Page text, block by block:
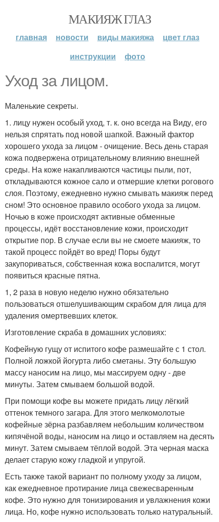
МАКИЯЖ ГЛАЗ
главная новости виды макияжа
цвет глаз
инструкции
фото
Уход за лицом.
Маленькие секреты.
1. лицу нужен особый уход, т. к. оно всегда на Виду, его
нельзя спрятать под новой шапкой. Важный фактор
хорошего ухода за лицом - очищение. Весь день старая
кожа подвержена отрицательному влиянию внешней
среды. На коже накапливаются частицы пыли, пот,
откладываются кожное сало и отмершие клетки рогового
слоя. Поэтому, ежедневно нужно смывать макияж перед
сном! Это основное правило особого ухода за лицом.
Ночью в коже происходят активные обменные
процессы, идёт восстановление кожи, происходит
открытие пор. В случае если вы не смоете макияж, то
такой процесс пойдёт во вред! Поры будут
закупориваться, собственная кожа воспалится, могут
появиться красные пятна.
1, 2 раза в новую неделю нужно обязательно
пользоваться отшелушивающим скрабом для лица для
удаления омертвевших клеток.
Изготовление скраба в домашних условиях:
Кофейную гущу от испитого кофе размешайте с 1 стол.
Полной ложкой йогурта либо сметаны. Эту большую
массу наносим на лицо, мы массируем одну - две
минуты. Затем смываем большой водой.
При помощи кофе вы можете придать лицу лёгкий
оттенок темного загара. Для этого мелкомолотые
кофейные зёрна разбавляем небольшим количеством
кипячёной воды, наносим на лицо и оставляем на десять
минут. Затем смываем тёплой водой. Эта черная маска
делает старую кожу гладкой и упругой.
Есть также такой вариант по полному уходу за лицом,
как ежедневное протирание лица свежесваренным
кофе. Это нужно для тонизирования и увлажнения кожи
лица. Но, кофе нужно использовать только натуральный.